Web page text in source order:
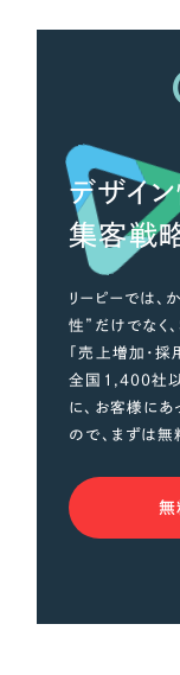
デザイン
集客戦
リーピーでは、
性”だけでなく
「売上増加・採
全国1,400社以
に、お客様にあ
ので、まずは無
無